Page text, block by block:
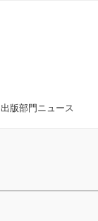
出版部門ニュース